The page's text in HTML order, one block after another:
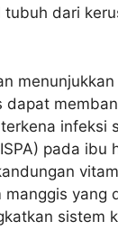
tubuh dari
dapat
infeksi
pada ibu
manggis yang
sistem